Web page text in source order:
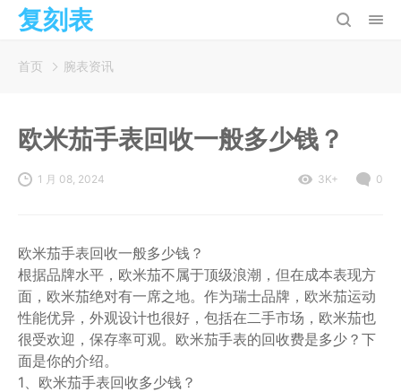
复刻表
首页 腕表资讯
欧米茄手表回收一般多少钱？
1 月 08, 2024 3K+ 0
欧米茄手表回收一般多少钱？
根据品牌水平，欧米茄不属于顶级浪潮，但在成本表现方
面，欧米茄绝对有一席之地。作为瑞士品牌，欧米茄运动
性能优异，外观设计也很好，包括在二手市场，欧米茄也
很受欢迎，保存率可观。欧米茄手表的回收费是多少？下
面是你的介绍。
1、欧米茄手表回收多少钱？